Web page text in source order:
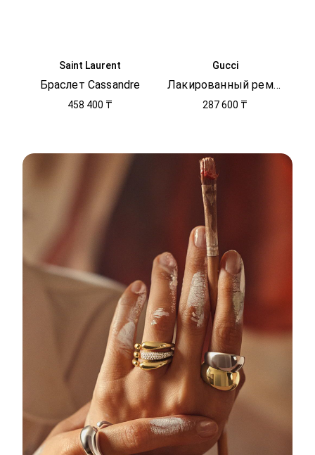
Saint Laurent
Браслет Cassandre
458 400 ₸
Gucci
Лакированный ремень Dionysus
287 600 ₸